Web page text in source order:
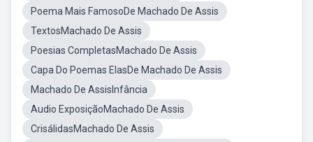
Poema Mais FamosoDe Machado De Assis
TextosMachado De Assis
Poesias CompletasMachado De Assis
Capa Do Poemas ElasDe Machado De Assis
Machado De AssisInfância
Audio ExposiçãoMachado De Assis
CrisálidasMachado De Assis